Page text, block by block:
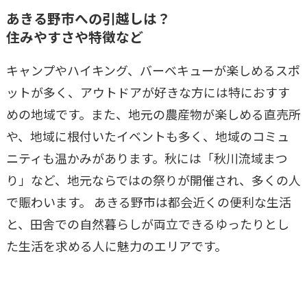
あきる野市への引越しは？
住みやすさや特徴など
キャンプやハイキング、バーベキューが楽しめるスポ
ットが多く、アウトドアが好きな方には特におすす
めの地域です。また、地元の農産物が楽しめる直売所
や、地域に根付いたイベントも多く、地域のコミュ
ニティも温かみがあります。秋には「秋川流域まつ
り」など、地元ならではの祭りが開催され、多くの人
で賑わいます。 あきる野市は都会近くの便利な生活
と、田舎での自然暮らしが両立できるゆったりとし
た生活を求める人に魅力のエリアです。